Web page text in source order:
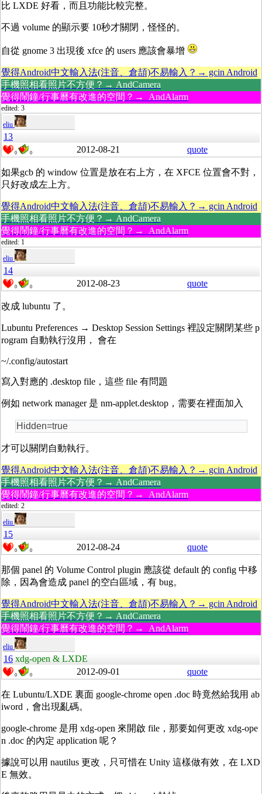
比 LXDE 好看，而且功能比較完整。
不過 volume 的顯示要 10秒才關閉，怪怪的。
自從 gnome 3 出現後 xfce 的 users 應該會暴增
覺得Android中文輸入法(注音、倉頡)不易輸入？→ gcin Android
手機照相看照片不方便？→ AndCamera
覺得鬧鐘/行事曆有改進的空間？→ AndAlarm
edited: 3
eliu
13
0 0 2012-08-21 quote
如果gcb 的 window 位置是放在右上方，在 XFCE 位置會不對，
只好改成左上方。
覺得Android中文輸入法(注音、倉頡)不易輸入？→ gcin Android
手機照相看照片不方便？→ AndCamera
覺得鬧鐘/行事曆有改進的空間？→ AndAlarm
edited: 1
eliu
14
0 0 2012-08-23 quote
改成 lubuntu 了。
Lubuntu Preferences → Desktop Session Settings 裡設定關閉某些 p
rogram 自動執行沒用， 會在
~/.config/autostart
寫入對應的 .desktop file，這些 file 有問題
例如 network manager 是 nm-applet.desktop，需要在裡面加入
Hidden=true
才可以關閉自動執行。
覺得Android中文輸入法(注音、倉頡)不易輸入？→ gcin Android
手機照相看照片不方便？→ AndCamera
覺得鬧鐘/行事曆有改進的空間？→ AndAlarm
edited: 2
eliu
15
0 0 2012-08-24 quote
那個 panel 的 Volume Control plugin 應該從 default 的 config 中移
除，因為會造成 panel 的空白區域，有 bug。
覺得Android中文輸入法(注音、倉頡)不易輸入？→ gcin Android
手機照相看照片不方便？→ AndCamera
覺得鬧鐘/行事曆有改進的空間？→ AndAlarm
eliu
16 xdg-open & LXDE
0 0 2012-09-01 quote
在 Lubuntu/LXDE 裏面 google-chrome open .doc 時竟然給我用 ab
iword，會出現亂碼。
google-chrome 是用 xdg-open 來開啟 file，那要如何更改 xdg-ope
n .doc 的內定 application 呢？
據說可以用 nautilus 更改，只可惜在 Unity 這樣做有效，在 LXD
E 無效。